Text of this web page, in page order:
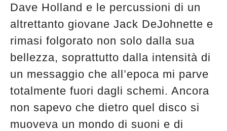
Dave Holland e le percussioni di un
altrettanto giovane Jack DeJohnette e
rimasi folgorato non solo dalla sua
bellezza, soprattutto dalla intensità di
un messaggio che all’epoca mi parve
totalmente fuori dagli schemi. Ancora
non sapevo che dietro quel disco si
muoveva un mondo di suoni e di